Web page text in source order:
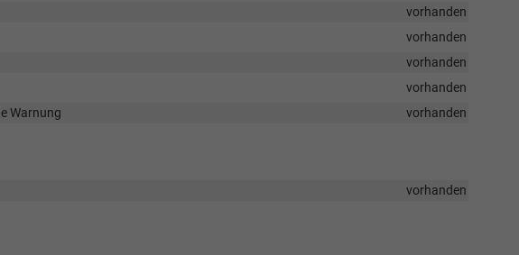
vorhanden
vorhanden
vorhanden
vorhanden
Warnung
vorhanden
vorhanden